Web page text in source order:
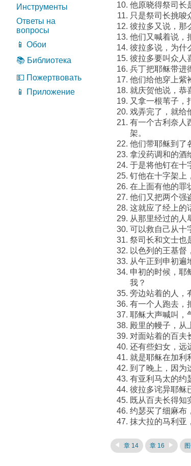
Инструменты
Ответы на
вопросы
📱 Обои
📚 Библиотека
💵 Пожертвовать
📱 Приложение
他原晓得祭司长
只是祭司长挑唆
彼拉多又说，那
他们又喊着说，
彼拉多说，为什
彼拉多要叫众人
兵丁把耶稣带进
他们给他穿上紫
就庆贺他说，恭
又拿一根苇子，
戏弄完了，就给
有一个古利奈人
架。
他们带耶稣到了
拿没药调和的酒
于是将他钉在十
钉他在十字架上
在上面有他的罪
他们又把两个强
这就应了经上的
从那里经过的人
可以救自己从十
祭司长和文士也
以色列的王基督
从午正到申初遍
申初的时候，耶
我？
旁边站着的人，
有一个人跑去，
耶稣大声喊叫，
殿里的幔子，从
对面站着的百夫
还有些妇女，远
就是耶稣在加利
到了晚上，因为
有亚利马太的约
彼拉多诧异耶稣
既从百夫长得知
约瑟买了细麻布
抹大拉的马利亚
章 14 章 16